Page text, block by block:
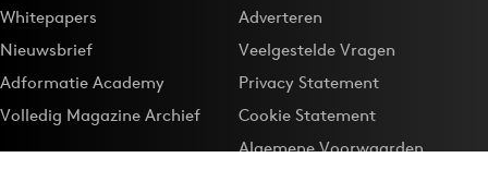
Whitepapers
Nieuwsbrief
Adformatie Academy
Volledig Magazine Archief
Adverteren
Veelgestelde Vragen
Privacy Statement
Cookie Statement
Algemene Voorwaarden